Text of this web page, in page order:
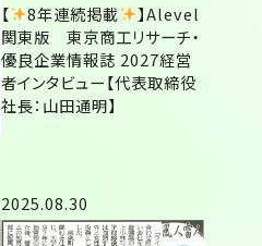
【 8年連続掲載
】Alevel
関東版 東京商工リサーチ・
優良企業情報誌 2027経営
者インタビュー【代表取締役
社長：山田通明】
2025.08.30